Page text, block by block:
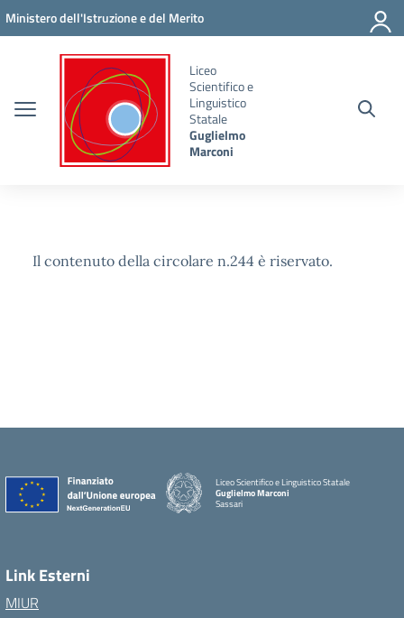
Vai ai contenuti
Vai al menu di navigazione
Vai al footer
Ministero dell'Istruzione e del Merito
Liceo
Scientifico e
Linguistico
Statale
Guglielmo
Marconi
Il contenuto della circolare n.244 è riservato.
Liceo Scientifico e Linguistico Statale
Guglielmo Marconi
Sassari
Link Esterni
MIUR